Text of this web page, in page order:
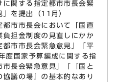
に関する指定都市市長会緊
」を提出（11月）
都市市長会において「国直
負担金制度の見直しにかか
都市市長会緊急意見」「平
度国家予算編成に関する指
市長会緊急意見」「『国と
協議の場』の基本的なあり